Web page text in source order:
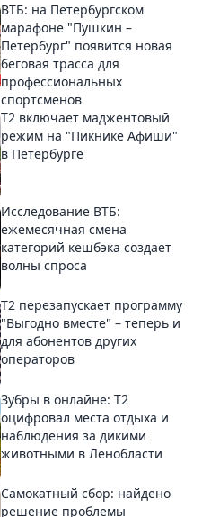
ВТБ: на Петербургском
марафоне "Пушкин –
Петербург" появится новая
беговая трасса для
профессиональных
спортсменов
Т2 включает маджентовый
режим на "Пикнике Афиши"
в Петербурге
Исследование ВТБ:
ежемесячная смена
категорий кешбэка создает
волны спроса
Т2 перезапускает программу
"Выгодно вместе" – теперь и
для абонентов других
операторов
Зубры в онлайне: Т2
оцифровал места отдыха и
наблюдения за дикими
животными в Ленобласти
Самокатный сбор: найдено
решение проблемы